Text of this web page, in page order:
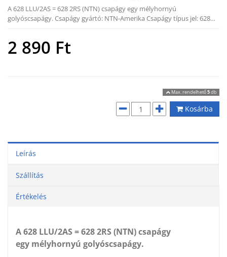
A 628 LLU/2AS = 628 2RS (NTN) csapágy egy mélyhornyú
golyóscsapágy. Csapágy gyártó: NTN-Amerika Csapágy típus jel: 628…
2 890 Ft
Max. rendelhető5db
Kosárba
Leírás
Szállítás
Értékelés
A 628 LLU/2AS = 628 2RS (NTN) csapágy
egy mélyhornyú golyóscsapágy.